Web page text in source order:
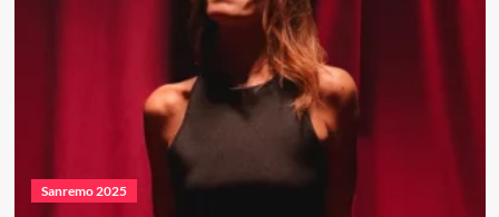
Sanremo 2025